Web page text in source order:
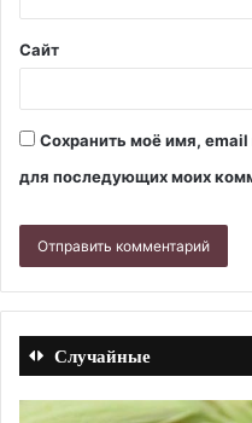
Сайт
Сохранить моё имя, email
для последующих моих
Случайные
Жареные